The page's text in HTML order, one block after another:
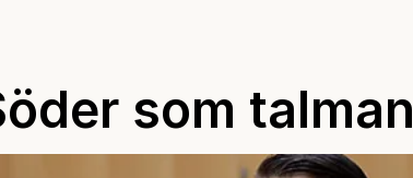
som talman